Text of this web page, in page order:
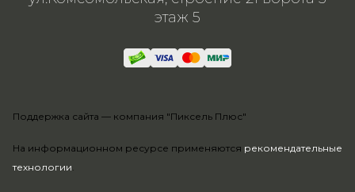
На информационном ресурсе применяются рекомендательные
технологии.
этаж 5
Поддержка сайта — компания "Пиксель Плюс"